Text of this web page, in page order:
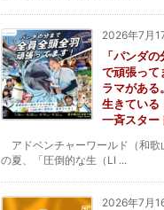
2026年7月
「パンダ
で頑張って
ラマがある
生きている
一斉スター
アドベンチャーワールド（和歌
の夏、「圧倒的な生（LI ...
2026年7月